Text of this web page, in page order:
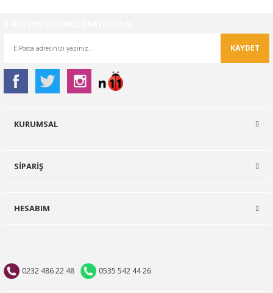
KAYDET
0232 486 22 48 0535 542 44 26
KURUMSAL
SİPARİŞ
HESABIM